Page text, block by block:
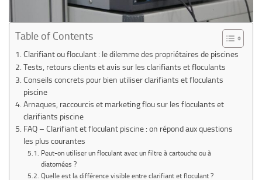
Table of Contents
Clarifiant ou floculant : le dilemme des propriétaires de piscines
Tests, retours clients et avis sur les clarifiants et floculants
Conseils concrets pour bien utiliser clarifiants et floculants
piscine
Arnaques, raccourcis et marketing flou sur les floculants et
clarifiants piscine
FAQ – Clarifiant et floculant piscine : on répond aux questions
les plus courantes
Peut-on utiliser un floculant avec un filtre à cartouche ou à
diatomées ?
Quelle est la différence visible entre clarifiant et floculant ?